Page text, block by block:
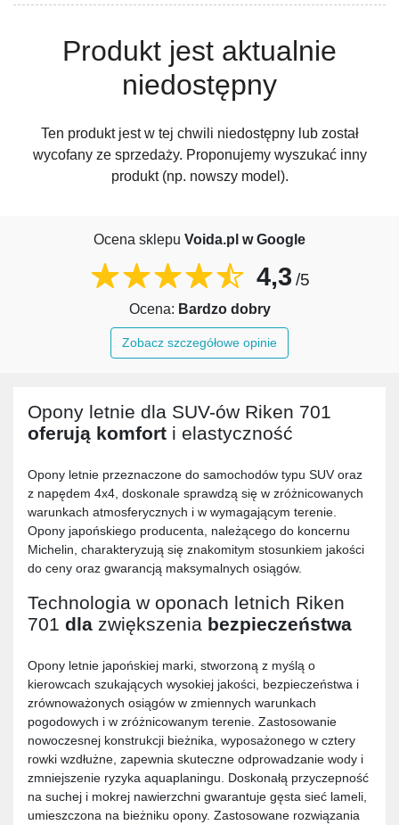
Produkt jest aktualnie
niedostępny
Ten produkt jest w tej chwili niedostępny lub został
wycofany ze sprzedaży. Proponujemy wyszukać inny
produkt (np. nowszy model).
Ocena sklepu Voida.pl w Google
4,3 /5
Ocena: Bardzo dobry
Zobacz szczegółowe opinie
Opony letnie dla SUV-ów Riken 701
oferują komfort i elastyczność
Opony letnie przeznaczone do samochodów typu SUV oraz
z napędem 4x4, doskonale sprawdzą się w zróżnicowanych
warunkach atmosferycznych i w wymagającym terenie.
Opony japońskiego producenta, należącego do koncernu
Michelin, charakteryzują się znakomitym stosunkiem jakości
do ceny oraz gwarancją maksymalnych osiągów.
Technologia w oponach letnich Riken
701 dla zwiększenia bezpieczeństwa
Opony letnie japońskiej marki, stworzoną z myślą o
kierowcach szukających wysokiej jakości, bezpieczeństwa i
zrównoważonych osiągów w zmiennych warunkach
pogodowych i w zróżnicowanym terenie. Zastosowanie
nowoczesnej konstrukcji bieżnika, wyposażonego w cztery
rowki wzdłużne, zapewnia skuteczne odprowadzanie wody i
zmniejszenie ryzyka aquaplaningu. Doskonałą przyczepność
na suchej i mokrej nawierzchni gwarantuje gęsta sieć lameli,
umieszczona na bieżniku opony. Zastosowane rozwiązania